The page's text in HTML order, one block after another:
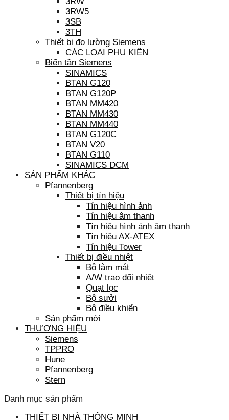
3RW5
3SB
3TH
Thiết bị đo lường Siemens
CÁC LOẠI PHỤ KIỆN
Biến tần Siemens
SINAMICS
BTAN G120
BTAN G120P
BTAN MM420
BTAN MM430
BTAN MM440
BTAN G120C
BTAN V20
BTAN G110
SINAMICS DCM
SẢN PHẨM KHÁC
Pfannenberg
Thiết bị tín hiệu
Tín hiệu hình ảnh
Tín hiệu âm thanh
Tín hiệu hình ảnh âm thanh
Tín hiệu AX-ATEX
Tín hiệu Tower
Thiết bị điều nhiệt
Bộ làm mát
A/W trao đổi nhiệt
Quạt lọc
Bộ sưởi
Bộ điều khiển
Sản phẩm mới
THƯƠNG HIỆU
Siemens
TPPRO
Hune
Pfannenberg
Stern
Danh mục sản phẩm
THIẾT BỊ NHÀ THÔNG MINH